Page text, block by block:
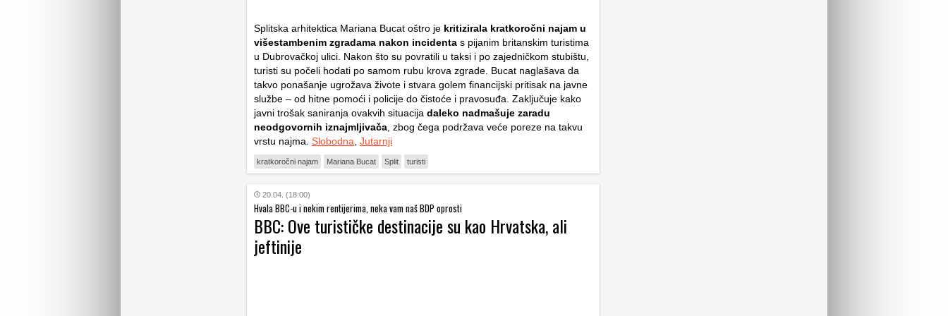
Splitska arhitektica Mariana Bucat oštro je kritizirala kratkoročni najam u
višestambenim zgradama nakon incidenta s pijanim britanskim turistima
u Dubrovačkoj ulici. Nakon što su povratili u taksi i po zajedničkom stubištu,
turisti su počeli hodati po samom rubu krova zgrade. Bucat naglašava da
takvo ponašanje ugrožava živote i stvara golem financijski pritisak na javne
službe – od hitne pomoći i policije do čistoće i pravosuđa. Zaključuje kako
javni trošak saniranja ovakvih situacija daleko nadmašuje zaradu
neodgovornih iznajmljivača , zbog čega podržava veće poreze na takvu
vrstu najma. Slobodna Jutarnji
kratkoročni najam Mariana Bucat Split turisti
20.04. (18:00)
Hvala BBC-u i nekim rentijerima, neka vam naš BDP oprosti
BBC: Ove turističke destinacije su kao Hrvatska, ali
jeftinije